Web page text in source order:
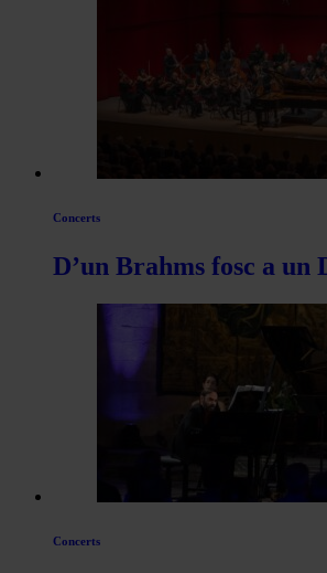
Concerts
D’un Brahms fosc a un
Concerts